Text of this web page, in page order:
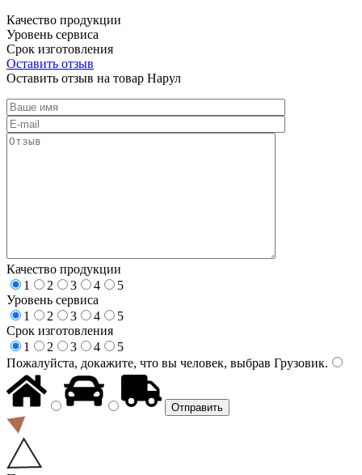
Качество продукции
Уровень сервиса
Срок изготовления
Оставить отзыв
Оставить отзыв на товар Нарул
Качество продукции
1
2 3 4
5
Уровень сервиса
1
2 3 4
5
Срок изготовления
1
2 3 4
5
Пожалуйста, докажите, что вы человек, выбрав Грузовик.